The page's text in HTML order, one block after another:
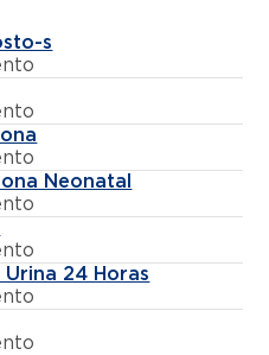
s
Neonatal
24 Horas